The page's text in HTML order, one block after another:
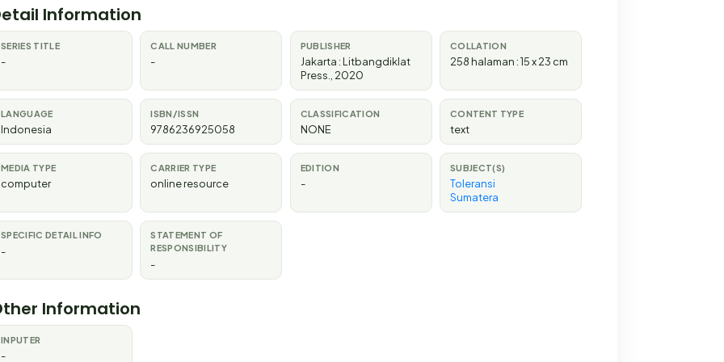
Information
SERIES TITLE
-
CALL NUMBER
-
PUBLISHER
Jakarta :Litbangdiklat
Press
2020
COLLATION
258 halaman : 15 x 23 cm
LANGUAGE
Indonesia
ISBN/ISSN
9786236925058
CLASSIFICATION
NONE
CONTENT TYPE
text
MEDIA TYPE
computer
CARRIER TYPE
online resource
EDITION
-
SUBJECT(S)
Toleransi
Sumatera
SPECIFIC DETAIL INFO
-
STATEMENT OF
RESPONSIBILITY
-
Information
INPUTER
-